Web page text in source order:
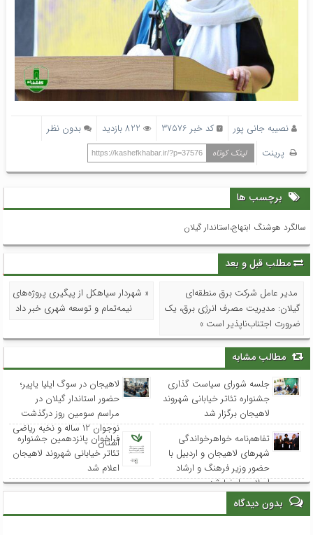
نصیبه جانی پور کد خبر 37576 822 بازدید
بدون نظر
پرینت
لینک کوتاه https://kashefkhabar.ir/?p=37576
برچسب ها
سالگرد هوشنگ ابتهاج،استاندار گیلان
مطلب قبل و بعد
مدیر عامل شرکت برق منطقه‌ای
گیلان: مدیریت مصرف انرژی برق، یک
ضرورت اجتناب‌ناپذیر است »
« شهردار سیاهکل از پیگیری پروژه‌های
نیمه‌تمام و توسعه شهری خبر داد
مطالب مشابه
جلسه شورای سیاست گذاری
جشنواره تئاتر خیابانی شهروند
لاهیجان برگزار شد
لاهیجان در سوگ ایلیا یاپیر؛
حضور استاندار گیلان در
مراسم سومین روز درگذشت
نوجوان ۱۲ ساله و نخبه ریاضی
استان
تفاهم‌نامه خواهرخواندگی
شهرهای لاهیجان و اردبیل با
حضور وزیر فرهنگ و ارشاد
اسلامی امضا شد
فراخوان پانزدهمین جشنواره
تئاتر خیابانی شهروند لاهیجان
اعلام شد
بدون دیدگاه